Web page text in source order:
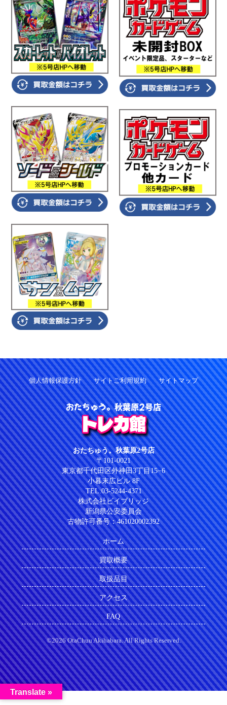
個人情報保護方針 サイトご利用規約 サイトマップ
おたちゅう。秋葉原2号店
トレカ館
おたちゅう。秋葉原2号店
〒101-0021
東京都千代田区外神田3丁目15−6
小暮末広ビル 8F
TEL:03-5244-4371
株式会社ビイブリッジ
新潟県公安委員会
古物許可番号：461020002392
ホーム
買取概要
取扱品目
アクセス
FAQ
©2026 OtaChuu Akihabara. All Rights Reserved.
Translate »